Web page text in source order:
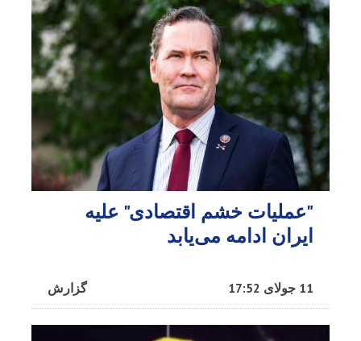
"عملیات خشم اقتصادی" علیه
ایران ادامه می‌یابد
گزارش 11 جولای 17:52